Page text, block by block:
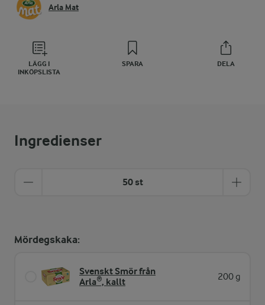
Arla Mat
LÄGG I
INKÖPSLISTA
SPARA DELA
Ingredienser
50 st
Mördegskaka:
Svenskt Smör från
Arla®, kallt
200 g